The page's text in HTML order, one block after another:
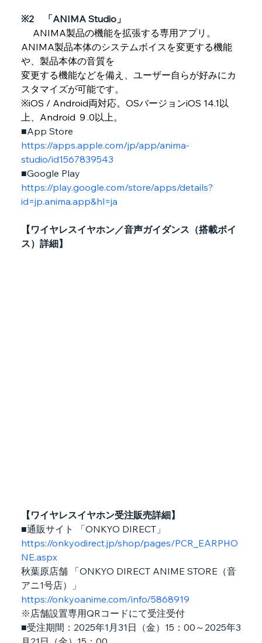
※2　「ANIMA Studio」
ANIMA製品の機能を拡張する専用アプリ。
ANIMA製品本体のシステムボイスを変更する機能
や、製品本体の音質を
変更する機能などを備え、ユーザー自らが好みにカ
スタマイズが可能です。
※iOS / Android両対応。OSバージョンiOS 14.1以
上、Android ９.0以上。
■App Store
https://apps.apple.com/jp/app/anima-
studio/id1567839543
■Google Play
https://play.google.com/store/apps/details?
id=jp.anima.app&hl=ja
【ワイヤレスイヤホン／音声ガイダンス（搭載ボイ
ス）詳細】
【ワイヤレスイヤホン受注販売詳細】
■通販サイト 「ONKYO DIRECT」
https://onkyodirect.jp/shop/pages/PCR_EARPHO
NE.aspx
秋葉原店舗 「ONKYO DIRECT ANIME STORE（音
アニ1号店）」
https://onkyoanime.com/info/5868919
※店舗設置専用QRコードにて受注受付
■受注期間：2025年1月31日（金）15：00～2025年3